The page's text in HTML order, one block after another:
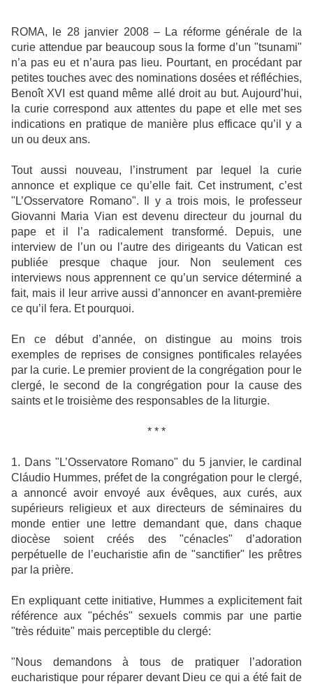
ROMA, le 28 janvier 2008 – La réforme générale de la
curie attendue par beaucoup sous la forme d’un "tsunami"
n’a pas eu et n’aura pas lieu. Pourtant, en procédant par
petites touches avec des nominations dosées et réfléchies,
Benoît XVI est quand même allé droit au but. Aujourd’hui,
la curie correspond aux attentes du pape et elle met ses
indications en pratique de manière plus efficace qu’il y a
un ou deux ans.
Tout aussi nouveau, l’instrument par lequel la curie
annonce et explique ce qu’elle fait. Cet instrument, c’est
"L’Osservatore Romano". Il y a trois mois, le professeur
Giovanni Maria Vian est devenu directeur du journal du
pape et il l’a radicalement transformé. Depuis, une
interview de l’un ou l’autre des dirigeants du Vatican est
publiée presque chaque jour. Non seulement ces
interviews nous apprennent ce qu’un service déterminé a
fait, mais il leur arrive aussi d’annoncer en avant-première
ce qu’il fera. Et pourquoi.
En ce début d’année, on distingue au moins trois
exemples de reprises de consignes pontificales relayées
par la curie. Le premier provient de la congrégation pour le
clergé, le second de la congrégation pour la cause des
saints et le troisième des responsables de la liturgie.
* * *
1. Dans "L’Osservatore Romano" du 5 janvier, le cardinal
Cláudio Hummes, préfet de la congrégation pour le clergé,
a annoncé avoir envoyé aux évêques, aux curés, aux
supérieurs religieux et aux directeurs de séminaires du
monde entier une lettre demandant que, dans chaque
diocèse soient créés des "cénacles" d’adoration
perpétuelle de l’eucharistie afin de "sanctifier" les prêtres
par la prière.
En expliquant cette initiative, Hummes a explicitement fait
référence aux "péchés" sexuels commis par une partie
"très réduite" mais perceptible du clergé:
"Nous demandons à tous de pratiquer l’adoration
eucharistique pour réparer devant Dieu ce qui a été fait de